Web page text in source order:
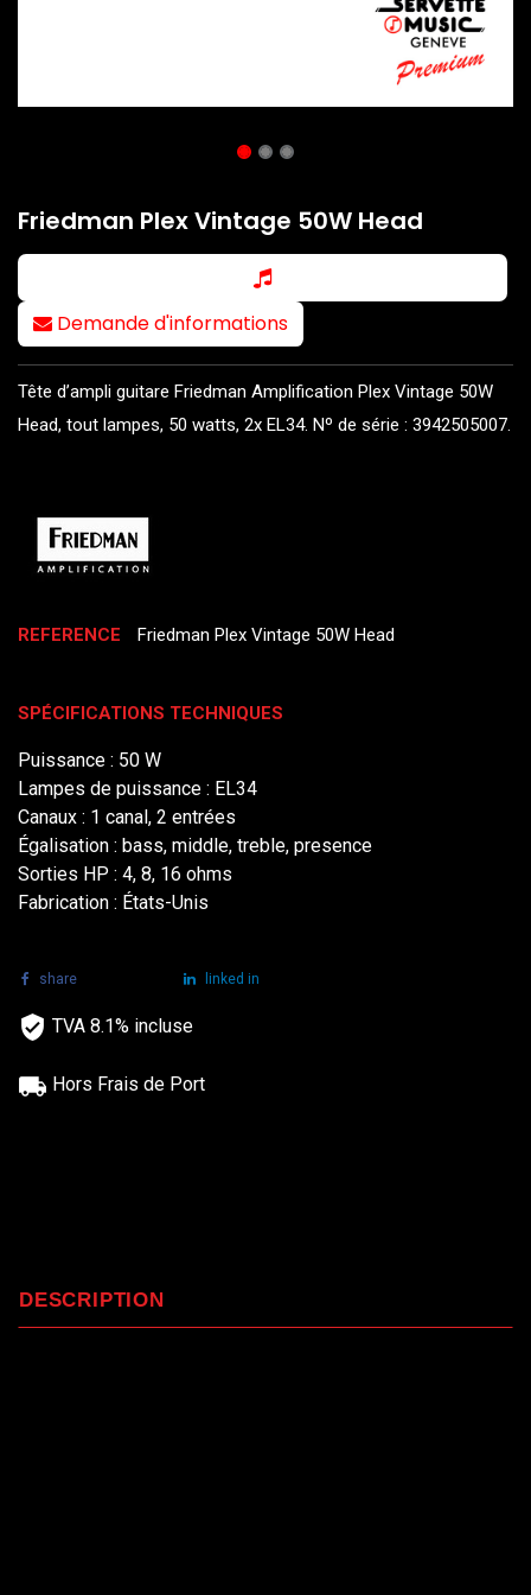
Friedman Plex Vintage 50W Head
Demande d'informations
Tête d’ampli guitare Friedman Amplification Plex Vintage 50W
Head, tout lampes, 50 watts, 2x EL34. Nº de série : 3942505007.
REFERENCE Friedman Plex Vintage 50W Head
SPÉCIFICATIONS TECHNIQUES
Puissance : 50 W
Lampes de puissance : EL34
Canaux : 1 canal, 2 entrées
Égalisation : bass, middle, treble, presence
Sorties HP : 4, 8, 16 ohms
Fabrication : États-Unis
share linked in
TVA 8.1% incluse
Hors Frais de Port
DESCRIPTION